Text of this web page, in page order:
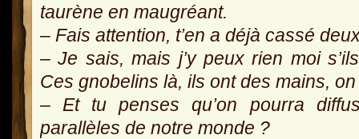
taurène en maugréant.
– Fais attention, t’en a déjà cassé
– Je sais, mais j’y peux rien moi
Ces gnobelins là, ils ont des mains,
– Et tu penses qu’on pourra
parallèles de notre monde ?